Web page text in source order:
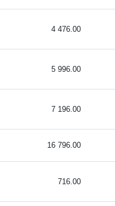
4 476.00
5 996.00
7 196.00
16 796.00
716.00